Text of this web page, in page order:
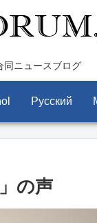
同ニュースブログ
Pусский
の声